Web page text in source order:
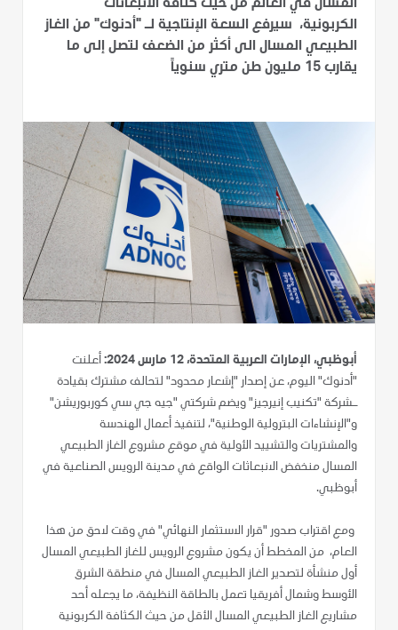
المسال في العالم من حيث كثافة الانبعاثات
الكربونية، سيرفع السعة الإنتاجية لـ "أدنوك" من الغاز
الطبيعي المسال الى أكثر من الضعف لتصل إلى ما
يقارب 15 مليون طن متري سنوياً
أبوظبي، الإمارات العربية المتحدة، 12 مارس 2024:
أعلنت
"أدنوك" اليوم، عن إصدار "إشعار محدود" لتحالف مشترك بقيادة
ـشركة "تكنيب إنيرجيز" ويضم شركتي "جيه جي سي كوربوريشن"
و"الإنشاءات البترولية الوطنية"، لتنفيذ أعمال الهندسة
والمشتريات والتشييد الأولية في موقع مشروع الغاز الطبيعي
المسال منخفض الانبعاثات الواقع في مدينة الرويس الصناعية في
أبوظبي.
ومع اقتراب صدور "قرار الاستثمار النهائي" في وقت لاحق من هذا
العام، من المخطط أن يكون مشروع الرويس للغاز الطبيعي المسال
أول منشأة لتصدير الغاز الطبيعي المسال في منطقة الشرق
الأوسط وشمال أفريقيا تعمل بالطاقة النظيفة، ما يجعله أحد
مشاريع الغاز الطبيعي المسال الأقل من حيث الكثافة الكربونية